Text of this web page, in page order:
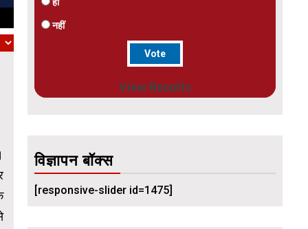
नहीं
View Results
विज्ञापन बॉक्स
[responsive-slider id=1475]